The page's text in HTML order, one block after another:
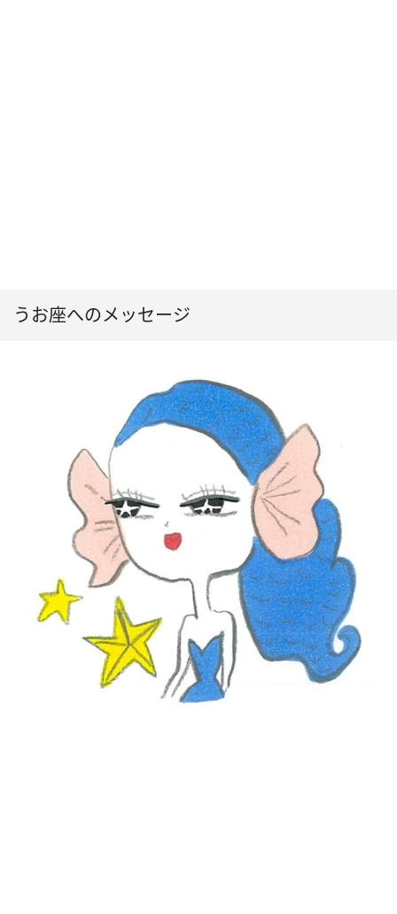
うお座へのメッセージ